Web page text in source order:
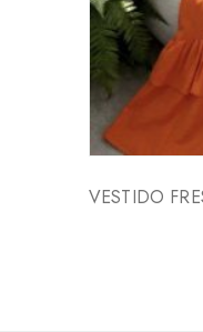
VESTIDO